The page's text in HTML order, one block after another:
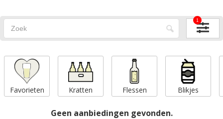
1
Favorieten Kratten Flessen Blikjes
Geen aanbiedingen gevonden.